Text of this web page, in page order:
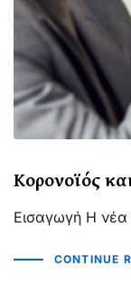
Κορονοϊός
Εισαγωγή Η νέα
CONTINUE